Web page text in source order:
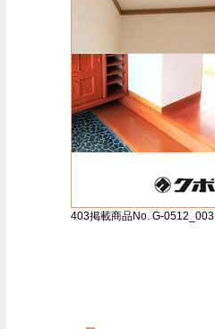
403掲載商品No. G-0512_003